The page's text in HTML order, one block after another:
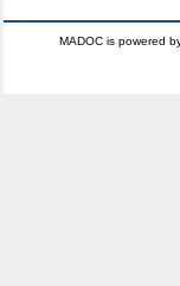
MADOC is powered